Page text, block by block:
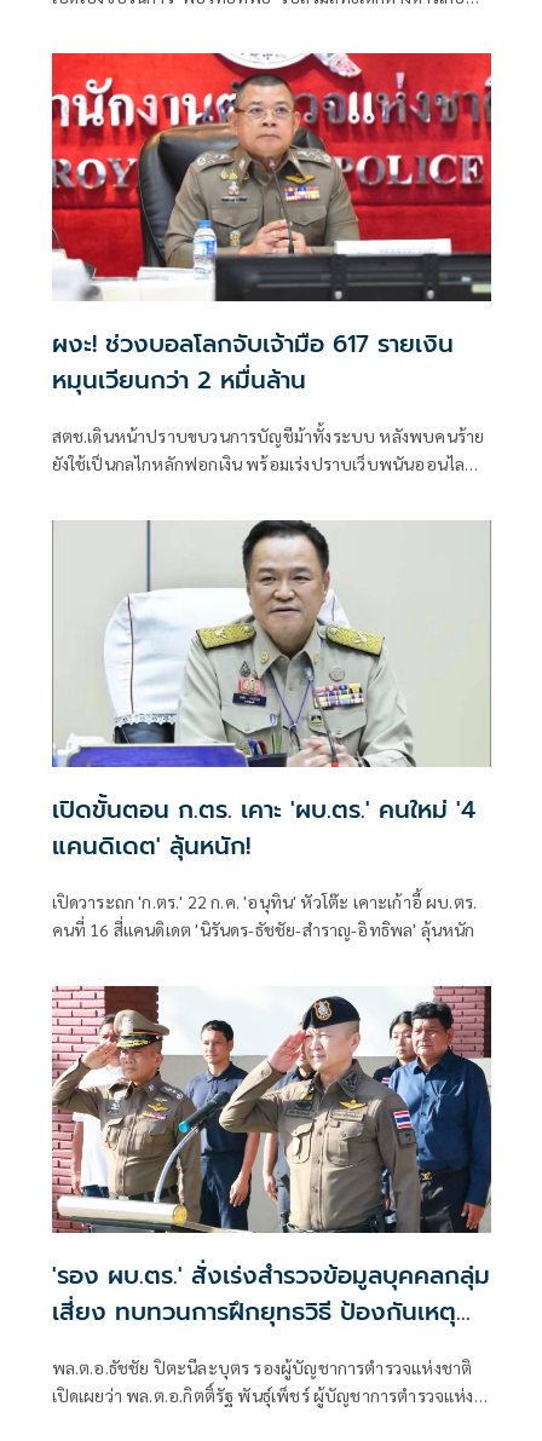
ผงะ! ช่วงบอลโลกจับเจ้ามือ 617 รายเงิน
หมุนเวียนกว่า 2 หมื่นล้าน
สตช.เดินหน้าปราบขบวนการบัญชีม้าทั้งระบบ หลังพบคนร้าย
ยังใช้เป็นกลไกหลักฟอกเงิน พร้อมเร่งปราบเว็บพนันออนไลน์
หมุนเวียนกว่า 2 หมื่นล้าน
เปิดขั้นตอน ก.ตร. เคาะ 'ผบ.ตร.' คนใหม่ '4
แคนดิเดต' ลุ้นหนัก!
เปิดวาระถก 'ก.ตร.' 22 ก.ค. 'อนุทิน' หัวโต๊ะ เคาะเก้าอี้ ผบ.ตร.
คนที่ 16 สี่แคนดิเดต 'นิรันดร-ธัชชัย-สำราญ-อิทธิพล' ลุ้นหนัก
'รอง ผบ.ตร.' สั่งเร่งสำรวจข้อมูลบุคคลกลุ่ม
เสี่ยง ทบทวนการฝึกยุทธวิธี ป้องกันเหตุ
พล.ต.อ.ธัชชัย ปิตะนีละบุตร รองผู้บัญชาการตำรวจแห่งชาติ
เปิดเผยว่า พล.ต.อ.กิตติ์รัฐ พันธุ์เพ็ชร์ ผู้บัญชาการตำรวจแห่ง